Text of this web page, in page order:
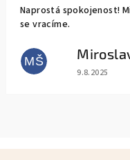
Naprostá spokojenost!
se vracíme.
MŠ
Hodnocení
9.8.2025